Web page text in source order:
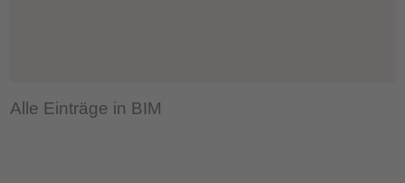
Alle Einträge in BIM